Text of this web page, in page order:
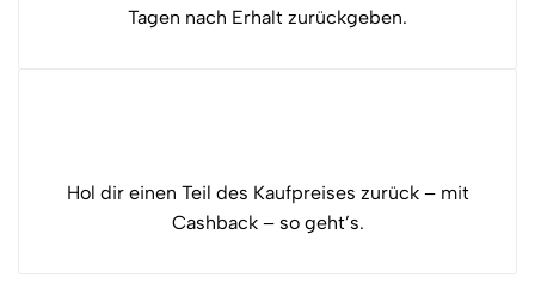
Tagen nach Erhalt zurückgeben.
Hol dir einen Teil des Kaufpreises zurück – mit
Cashback – so geht’s.